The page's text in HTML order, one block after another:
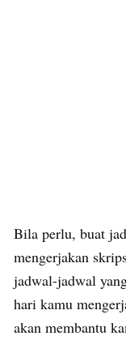
Bila perlu, buat
mengerjakan
jadwal-jadwal
hari kamu
akan membantu